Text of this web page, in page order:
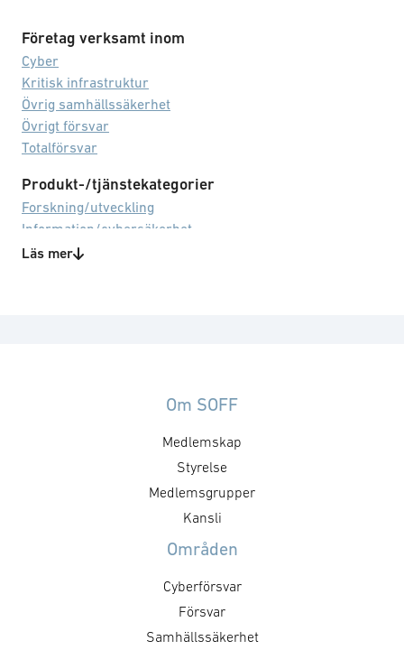
Företag verksamt inom
Cyber
Kritisk infrastruktur
Övrig samhällssäkerhet
Övrigt försvar
Totalförsvar
Produkt-/tjänstekategorier
Forskning/utveckling
Information/cybersäkerhet
IT
Informationsoperationer
Säkerhetsstyrningssystem
System för vagnparkshantering
Läs mer
Om SOFF
Medlemskap
Styrelse
Medlemsgrupper
Kansli
Områden
Cyberförsvar
Försvar
Samhällssäkerhet